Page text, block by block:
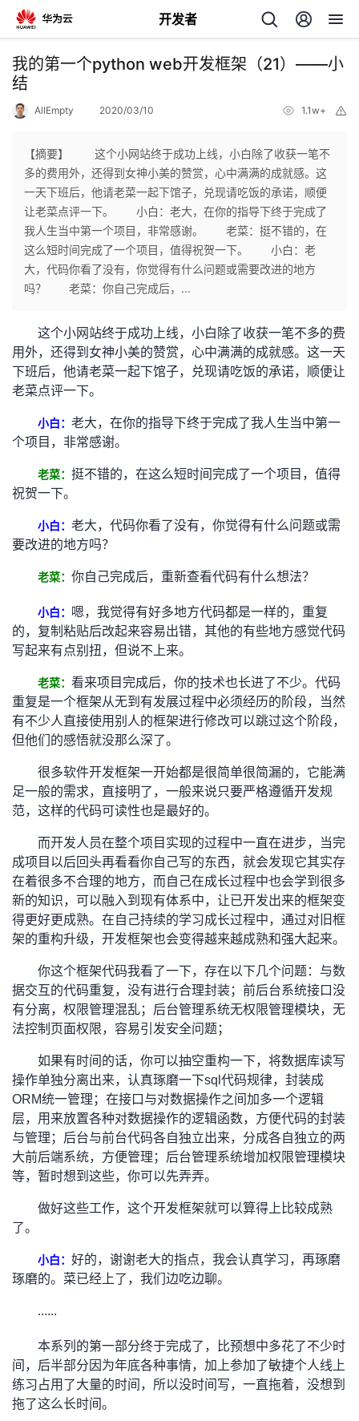
开发者
返
回
个
人
主
我
的
发
者
我
博
客
的
论
坛
我
的
圈
子
我
的
直
播
我
的
活
动
我
的
关
注
我
开
发
堂
我
的
课
程
我
的
认
证
我
的
实
验
我
的
收
藏
的
Programs
我
的
我
的
技
术
支
持
我
的
云
声
建
议
我的第一个python web开发框架（21）——小
结
AllEmpty 2020/03/10 1.1w+
【摘要】 这个小网站终于成功上线，小白除了收获一笔不
多的费用外，还得到女神小美的赞赏，心中满满的成就感。这
一天下班后，他请老菜一起下馆子，兑现请吃饭的承诺，顺便
让老菜点评一下。 小白：老大，在你的指导下终于完成了
我人生当中第一个项目，非常感谢。 老菜：挺不错的，在
这么短时间完成了一个项目，值得祝贺一下。 小白：老
大，代码你看了没有，你觉得有什么问题或需要改进的地方
吗？ 老菜：你自己完成后，...
这个小网站终于成功上线，小白除了收获一笔不多的费
用外，还得到女神小美的赞赏，心中满满的成就感。这一天
下班后，他请老菜一起下馆子，兑现请吃饭的承诺，顺便让
老菜点评一下。
小白： 老大，在你的指导下终于完成了我人生当中第一
个项目，非常感谢。
老菜： 挺不错的，在这么短时间完成了一个项目，值得
祝贺一下。
小白： 老大，代码你看了没有，你觉得有什么问题或需
要改进的地方吗？
老菜： 你自己完成后，重新查看代码有什么想法？
小白： 嗯，我觉得有好多地方代码都是一样的，重复
的，复制粘贴后改起来容易出错，其他的有些地方感觉代码
写起来有点别扭，但说不上来。
老菜： 看来项目完成后，你的技术也长进了不少。代码
重复是一个框架从无到有发展过程中必须经历的阶段，当然
有不少人直接使用别人的框架进行修改可以跳过这个阶段，
但他们的感悟就没那么深了。
很多软件开发框架一开始都是很简单很简漏的，它能满
足一般的需求，直接明了，一般来说只要严格遵循开发规
范，这样的代码可读性也是最好的。
而开发人员在整个项目实现的过程中一直在进步，当完
成项目以后回头再看看你自己写的东西，就会发现它其实存
在着很多不合理的地方，而自己在成长过程中也会学到很多
新的知识，可以融入到现有体系中，让已开发出来的框架变
得更好更成熟。在自己持续的学习成长过程中，通过对旧框
架的重构升级，开发框架也会变得越来越成熟和强大起来。
你这个框架代码我看了一下，存在以下几个问题：与数
据交互的代码重复，没有进行合理封装；前后台系统接口没
有分离，权限管理混乱；后台管理系统无权限管理模块，无
法控制页面权限，容易引发安全问题；
如果有时间的话，你可以抽空重构一下，将数据库读写
操作单独分离出来，认真琢磨一下sql代码规律，封装成
ORM统一管理；在接口与对数据操作之间加多一个逻辑
层，用来放置各种对数据操作的逻辑函数，方便代码的封装
与管理；后台与前台代码各自独立出来，分成各自独立的两
大前后端系统，方便管理；后台管理系统增加权限管理模块
等，暂时想到这些，你可以先弄弄。
做好这些工作，这个开发框架就可以算得上比较成熟
了。
小白： 好的，谢谢老大的指点，我会认真学习，再琢磨
琢磨的。菜已经上了，我们边吃边聊。
......
本系列的第一部分终于完成了，比预想中多花了不少时
间，后半部分因为年底各种事情，加上参加了敏捷个人线上
练习占用了大量的时间，所以没时间写，一直拖着，没想到
拖了这么长时间。